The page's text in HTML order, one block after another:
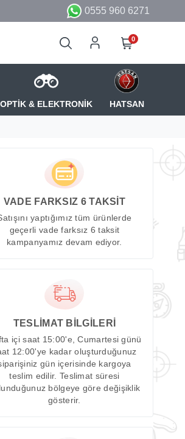
0555 960 6271
0
OPTİK & ELEKTRONİK HATSAN
VADE FARKSIZ 6 TAKSİT
yaptığımız tüm ürünlerde
geçerli vade farksız 6 taksit
kampanyamız devam ediyor.
TESLİMAT BİLGİLERİ
içi saat 15:00'e, Cumartesi günü
12:00'ye kadar oluşturduğunuz
gün içerisinde kargoya
teslim edilir. Teslimat süresi
bölgeye göre değişiklik
gösterir.